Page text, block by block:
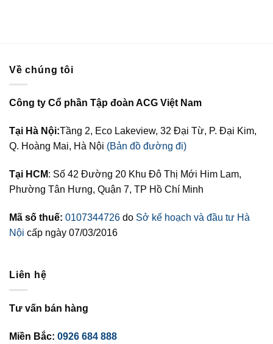
Về chúng tôi
Công ty Cổ phần Tập đoàn ACG Việt Nam
Tại Hà Nội:Tầng 2, Eco Lakeview, 32 Đại Từ, P. Đại Kim,
Q. Hoàng Mai, Hà Nội (Bản đồ đường đi)
Tại HCM: Số 42 Đường 20 Khu Đô Thị Mới Him Lam,
Phường Tân Hưng, Quận 7, TP Hồ Chí Minh
Mã số thuế: 0107344726 do Sở kế hoạch và đầu tư Hà
Nội cấp ngày 07/03/2016
Liên hệ
Tư vấn bán hàng
Miền Bắc: 0926 684 888